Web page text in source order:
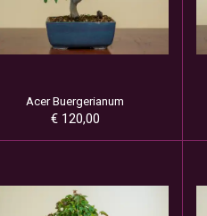
Acer Buergerianum
€ 120,00